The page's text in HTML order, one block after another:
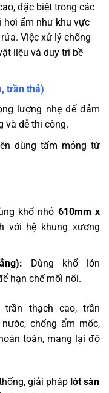
đặc biệt trong các
hơi ẩm như khu vực
Việc xử lý chống
liệu và duy trì bề
trần thả)
lượng nhẹ để đảm
và dễ thi công.
dùng tấm mỏng từ
khổ nhỏ 610mm x
với hệ khung xương
Dùng khổ lớn
hạn chế mối nối.
trần thạch cao, trần
chống ẩm mốc,
toàn, mang lại độ
giải pháp lót sàn